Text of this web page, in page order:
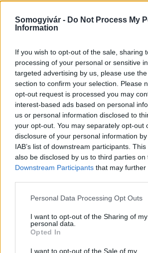
Somogyivár - Do Not Process My
Information
If you wish to opt-out of the sale, sharing
processing of your personal or sensitive
targeted advertising by us, please use
section to confirm your selection. Please
opt-out request is processed you may
interest-based ads based on personal
us or personal information disclosed to
your opt-out. You may separately opt-out
disclosure of your personal information
IAB’s list of downstream participants.
also be disclosed by us to third parties on
Downstream Participants that may
Please note that this website/app uses
not limited to your visit or usage
grant or deny consent to Google and its
use your data for below specified
consent section.
Personal Data Processing Opt Outs
I want to opt-out of the Sharing of my
personal data.
Opted In
I want to opt-out of the Sale of my
Aktuális
Feltárulnak a Balaton titkai
Országos hírek